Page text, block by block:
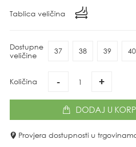
Tablica veličina
Dostupne
veličine
37 38 39 40
Količina - +
DODAJ U
Provjera dostupnosti u